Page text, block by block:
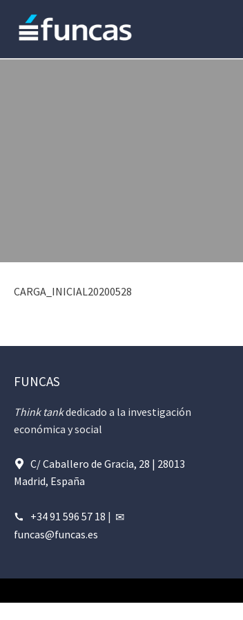
CARGA_INICIAL20200528
FUNCAS
Think tankdedicado a la investigación
económica y social
C/ Caballero de Gracia, 28 | 28013
Madrid, España
+34 91 596 57 18 |
funcas@funcas.es